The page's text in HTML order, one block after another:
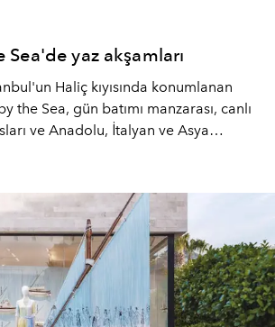
Sea'de yaz akşamları
Haliç kıyısında konumlanan
the Sea, gün batımı manzarası, canlı
ve Anadolu, İtalyan ve Asya